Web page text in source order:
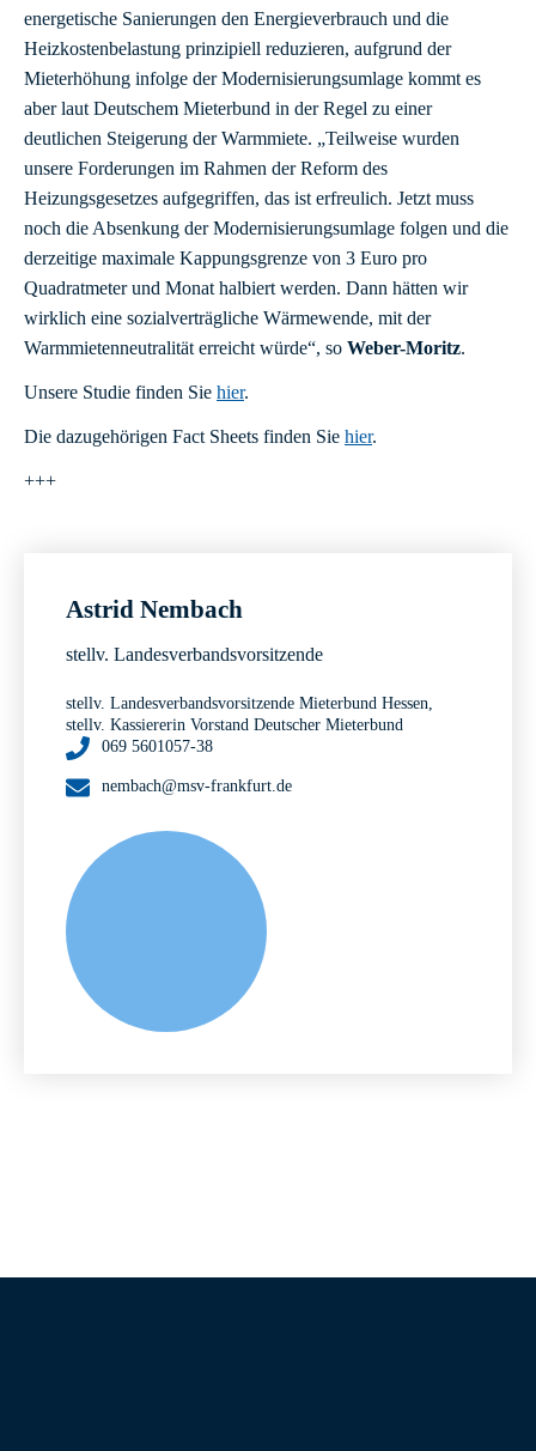
energetische Sanierungen den Energieverbrauch und die
Heizkostenbelastung prinzipiell reduzieren, aufgrund der
Mieterhöhung infolge der Modernisierungsumlage kommt es
aber laut Deutschem Mieterbund in der Regel zu einer
deutlichen Steigerung der Warmmiete. „Teilweise wurden
unsere Forderungen im Rahmen der Reform des
Heizungsgesetzes aufgegriffen, das ist erfreulich. Jetzt muss
noch die Absenkung der Modernisierungsumlage folgen und die
derzeitige maximale Kappungsgrenze von 3 Euro pro
Quadratmeter und Monat halbiert werden. Dann hätten wir
wirklich eine sozialverträgliche Wärmewende, mit der
Warmmietenneutralität erreicht würde“, so Weber-Moritz.
Unsere Studie finden Sie hier.
Die dazugehörigen Fact Sheets finden Sie hier.
+++
Astrid Nembach
stellv. Landesverbandsvorsitzende
stellv. Landesverbandsvorsitzende Mieterbund Hessen,
stellv. Kassiererin Vorstand Deutscher Mieterbund
069 5601057-38
nembach@msv-frankfurt.de